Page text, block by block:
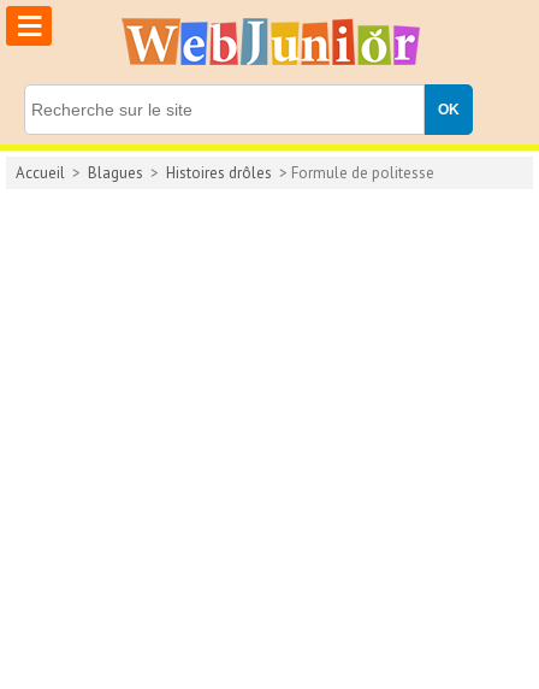
≡
Accueil > Blagues > Histoires drôles > Formule de politesse